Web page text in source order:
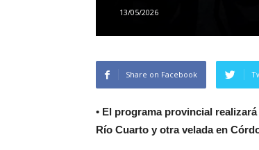
13/05/2026
Share on Facebook
• El programa provincial
Río Cuarto y otra velada en